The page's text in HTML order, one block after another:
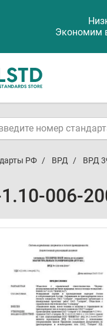
Экономим
РФ ВРД ВРД
006-